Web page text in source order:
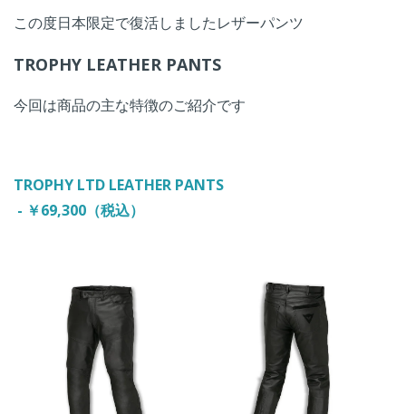
この度日本限定で復活しましたレザーパンツ
TROPHY LEATHER PANTS
今回は商品の主な特徴のご紹介です
TROPHY LTD LEATHER PANTS
- ￥69,300（税込）